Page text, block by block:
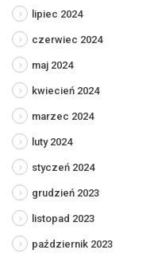
lipiec 2024
czerwiec 2024
maj 2024
kwiecień 2024
marzec 2024
luty 2024
styczeń 2024
grudzień 2023
listopad 2023
październik 2023